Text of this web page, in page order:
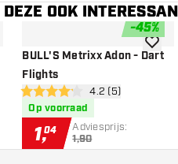
OOK
aan verlanglijst
-45%
BULL'S Metrixx Adon - Dart
Flights
open reviews
4.2 score sterren4.2 (5)
Op voorraad
1,04 Adviesprijs:
1,90